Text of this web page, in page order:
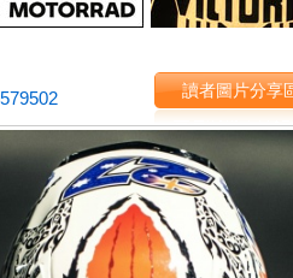
讀者圖片分享